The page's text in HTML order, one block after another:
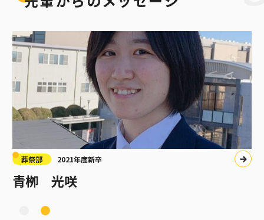
葬祭部 2021年度新卒
青栁 光咲
2